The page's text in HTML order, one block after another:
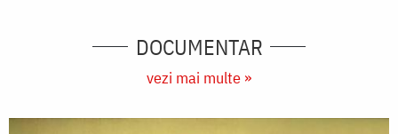
DOCUMENTAR
vezi mai multe »